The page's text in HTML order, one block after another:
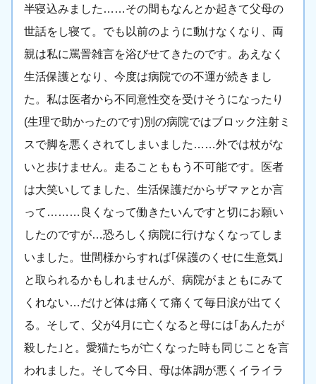
半寝込みました……その間もなんとか起きて父母の
世話をし寝て。でも以前のように動けなくなり、両
親は私に罵詈雑言を浴びせてきたのです。あえなく
生活保護となり、今度は病院での不運が続きまし
た。私は医者から不同意性交を受けそうになったり
(生理で助かったのです)別の病院ではブロック注射ミ
スで脚を悪くされてしまいました……外では杖がな
いと歩けません。走ることももう不可能です。医者
は大笑いしてました、生活保護だからザマァとか言
って………良くなって働きたいんですと切にお願い
したのですが…恐ろしく病院に行けなくなってしま
いました。世間様からすれば｢保護のくせに生意気｣
と取られるかもしれませんが、病院がまともにみて
くれない…だけど体は痛くて痛くて毎日涙が出てく
る。そして、父が4月に亡くなると母には｢あんたが
殺した｣と。愛猫たちが亡くなった時も同じことを言
われました。そして今日、母は体調が悪くイライラ